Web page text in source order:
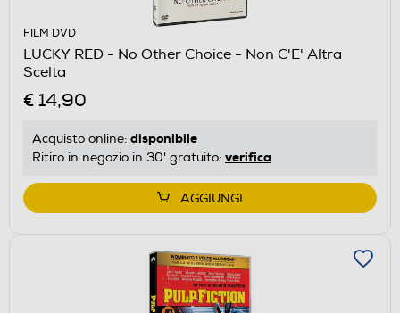
FILM DVD
LUCKY RED - No Other Choice - Non C'E' Altra
Scelta
€ 14,90
Acquisto online: disponibile
Ritiro in negozio in 30' gratuito: verifica
AGGIUNGI